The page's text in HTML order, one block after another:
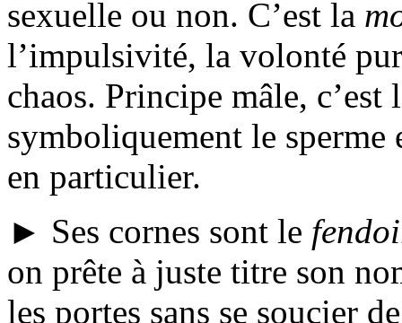
sexuelle ou non. C’est la
l’impulsivité, la volonté
chaos. Principe mâle, c’est
symboliquement le sperme
en particulier.
► Ses cornes sont le
on prête à juste titre son
les portes sans se soucier